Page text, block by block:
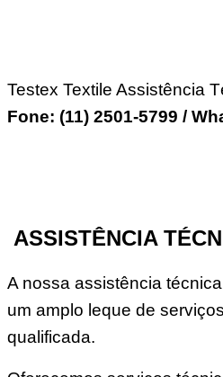
Testex Textile Assistência
Fone: (11) 2501-5799 /
ASSISTÊNCIA
A nossa assistência
um amplo leque de
qualificada.